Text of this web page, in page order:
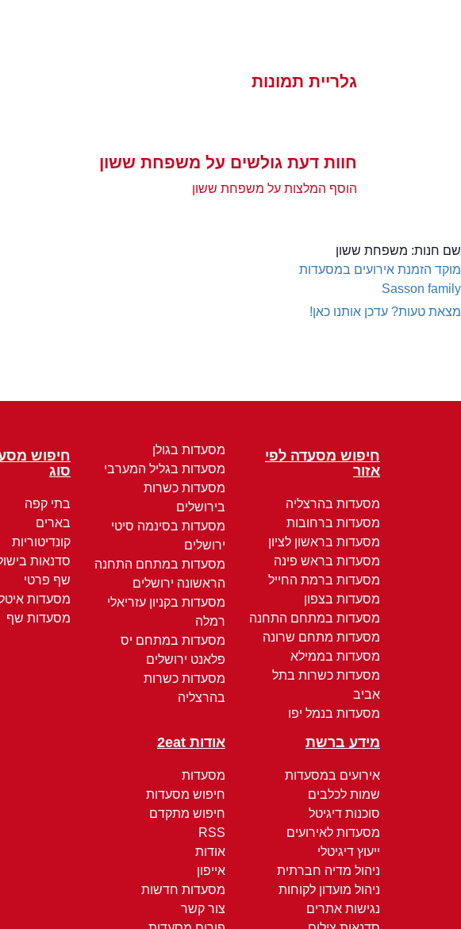
גלריית תמונות
חוות דעת גולשים על משפחת ששון
הוסף המלצות על משפחת ששון
שם חנות: משפחת ששון
מוקד הזמנת אירועים במסעדות
Sasson family
מצאת טעות? עדכן אותנו כאן!
חיפוש מסעדה לפי
אזור
מסעדות בהרצליה
מסעדות ברחובות
מסעדות בראשון לציון
מסעדות בראש פינה
מסעדות ברמת החייל
מסעדות בצפון
מסעדות במתחם התחנה
מסעדות מתחם שרונה
מסעדות בממילא
מסעדות כשרות בתל
אביב
מסעדות בנמל יפו
מסעדות בגולן
מסעדות בגליל המערבי
מסעדות כשרות
בירושלים
מסעדות בסינמה סיטי
ירושלים
מסעדות במתחם התחנה
הראשונה ירושלים
מסעדות בקניון עזריאלי
רמלה
מסעדות במתחם יס
פלאנט ירושלים
מסעדות כשרות
בהרצליה
חיפוש
סוג
בתי קפה
בארים
קונדיטוריות
סדנאות
שף פרטי
מסעדות
מסעדות שף
מידע ברשת
אירועים במסעדות
שמות לכלבים
סוכנות דיגיטל
מסעדות לאירועים
ייעוץ דיגיטלי
ניהול מדיה חברתית
ניהול מועדון לקוחות
נגישות אתרים
אודות 2eat
מסעדות
חיפוש מסעדות
חיפוש מתקדם
RSS
אודות
אייפון
מסעדות חדשות
צור קשר